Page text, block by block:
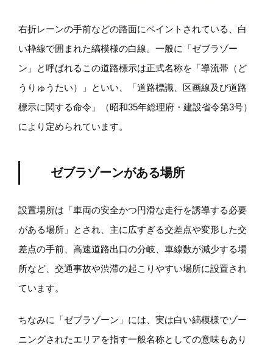
右折レーンの手前などの路面にペイントされている、白
い枠線で囲まれた縞模様の白線。一般に「ゼブラゾー
ン」と呼ばれるこの道路標示は正式名称を「導流帯（ど
うりゅうたい）」といい、「道路標識、区画線及び道路
標示に関する命令」（昭和35年総理府・建設省令第3号）
により定められています。
ゼブラゾーンがある場所
設置場所は「車両の安全かつ円滑な走行を誘導する必要
がある場所」とされ、主に広すぎる交差点や変形した交
差点の手前、高速道路出口の分岐、車線数が減少する場
所など、交通事故や渋滞の起こりやすい場所に設置され
ています。
ちなみに「ゼブラゾーン」には、実は白い縞模様でゾー
ニングされたエリアを指す一般名称としての意味もあり